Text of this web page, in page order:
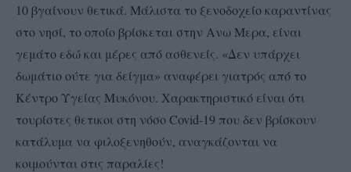
10 βγαίνουν θετικά. Μάλιστα το ξενοδοχείο καραντίνας
στο νησί, το οποίο βρίσκεται στην Ανω Μερα, είναι
γεμάτο εδώ και μέρες από ασθενείς. «Δεν υπάρχει
δωμάτιο ούτε για δείγμα» αναφέρει γιατρός από το
Κέντρο Υγείας Μυκόνου. Χαρακτηριστικό είναι ότι
τουρίστες θετικοι στη νόσο Covid-19 που δεν βρίσκουν
κατάλυμα να φιλοξενηθούν, αναγκάζονται να
κοιμούνται στις παραλίες!